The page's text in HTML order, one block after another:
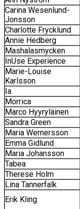
Carina Wesenlund-
Jonsson
Charlotte Frycklund
Annie Hedberg
Mashalasmycken
InUse Experience
Marie-Louise
Karlsson
Ia
Morrica
Marco Hyyryläinen
Sandra Green
Maria Wernersson
Emma Gidlund
Maria Johansson
Tabea
Therese Holm
Lina Tannerfalk
Erik Kling